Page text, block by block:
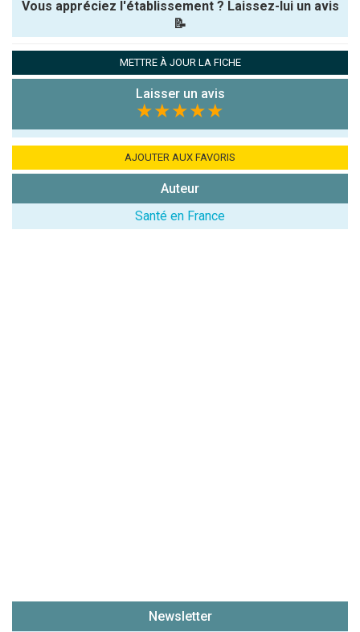
Vous appréciez l'établissement ? Laissez-lui un avis
📝
Note que vous souhaitez attribuer :
Antispam -
7x4 (en
METTRE À JOUR LA FICHE
Laisser un avis
★★★★★
AJOUTER AUX FAVORIS
Auteur
Santé en France
Newsletter